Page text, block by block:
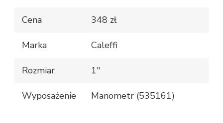
Cena 348 zł
Marka Caleffi
Rozmiar 1"
Wyposażenie Manometr (535161)